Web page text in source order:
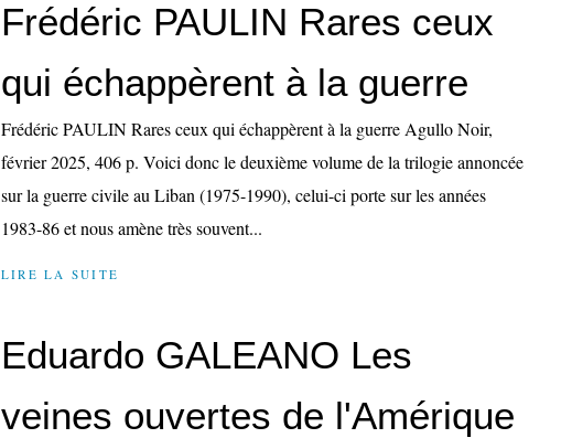
Frédéric PAULIN Rares ceux
qui échappèrent à la guerre
Frédéric PAULIN Rares ceux qui échappèrent à la guerre Agullo Noir,
février 2025, 406 p. Voici donc le deuxième volume de la trilogie annoncée
sur la guerre civile au Liban (1975-1990), celui-ci porte sur les années
1983-86 et nous amène très souvent...
LIRE LA SUITE
Eduardo GALEANO Les
veines ouvertes de l'Amérique